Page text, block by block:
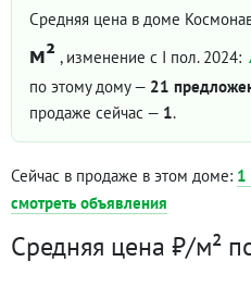
Средняя цена в доме
м² , изменение с I пол. 2024:
по этому дому — 21
продаже сейчас — 1.
Сейчас в продаже в этом доме: 1
смотреть объявления
Средняя цена ₽/м²